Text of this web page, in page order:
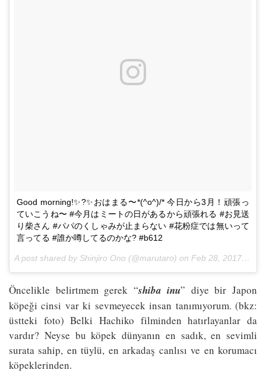
Good morning!✨?✨おはまる〜*(^o^)/* 今日から3月！頑張っ
ていこうね〜 #今月はミートの日があるから頑張れる #お見送
り柴さん #パパのくしゃみが止まらない #花粉症では無いって
言ってる #誰か噂してるのかな? #b612
A post shared by Shinjiro Ono (@marutaro) on Feb 28, 2017 at 4:06pm PST
Öncelikle belirtmem gerek “shiba inu” diye bir Japon
köpeği cinsi var ki sevmeyecek insan tanımıyorum. (bkz:
üstteki foto) Belki Hachiko filminden hatırlayanlar da
vardır? Neyse bu köpek dünyanın en sadık, en sevimli
surata sahip, en tüylü, en arkadaş canlısı ve en korumacı
köpeklerinden.